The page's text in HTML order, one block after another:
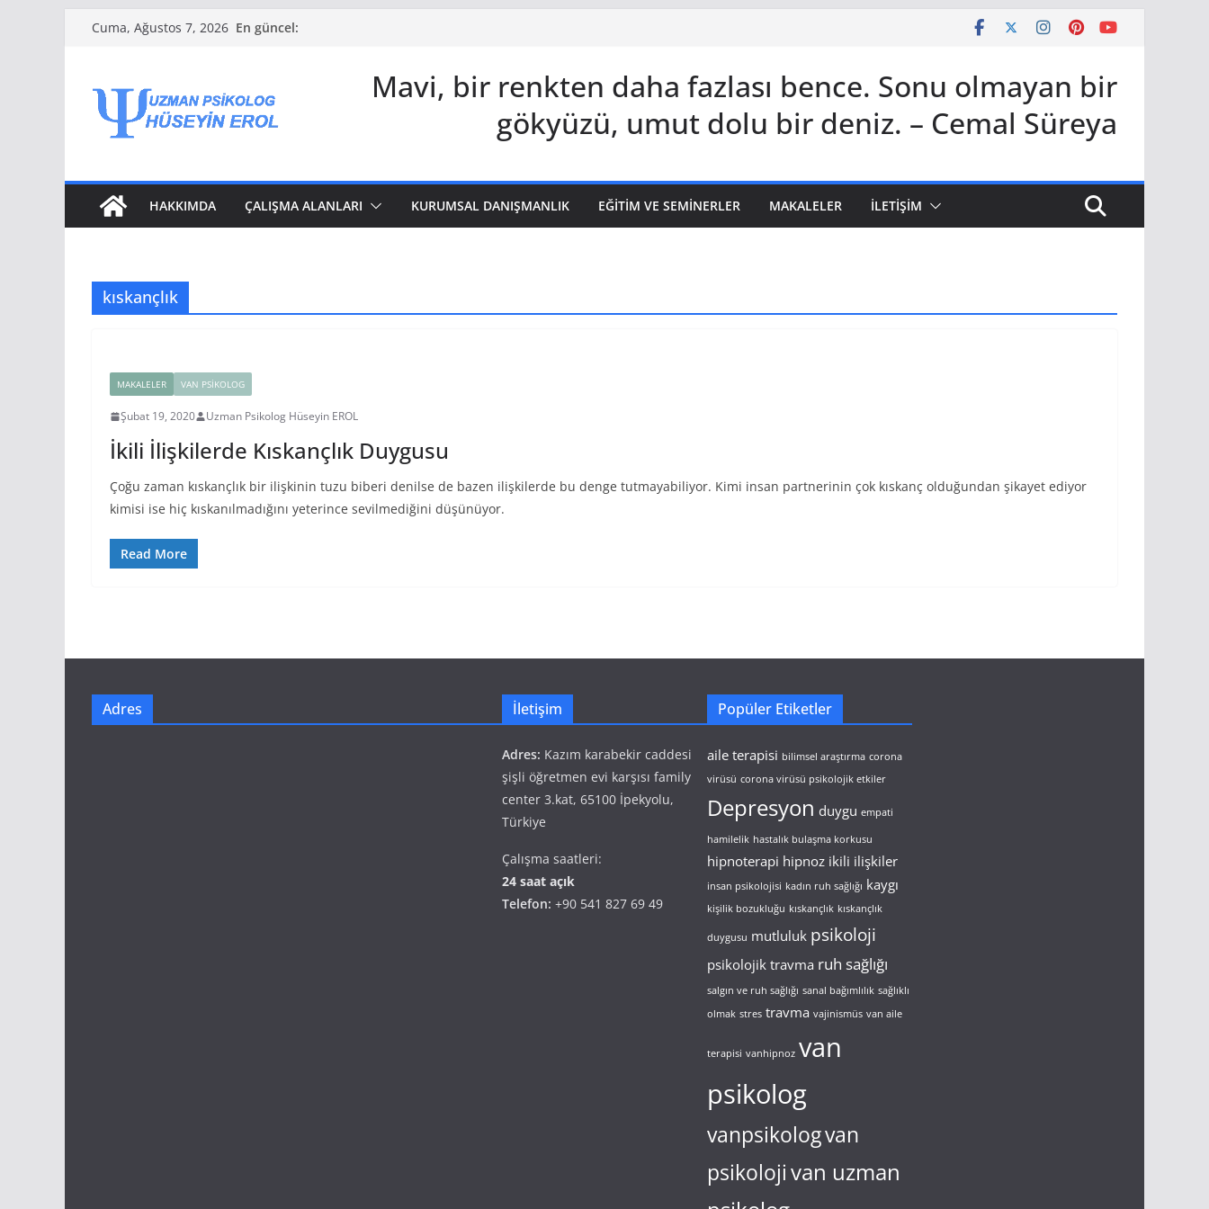
Cuma, Ağustos 7, 2026 En güncel:
Mavi, bir renkten daha fazlası bence. Sonu olmayan bir
gökyüzü, umut dolu bir deniz. – Cemal Süreya
HAKKIMDA ÇALIŞMA ALANLARI KURUMSAL DANIŞMANLIK EĞITIM VE SEMINERLER MAKALELER İLETIŞIM
kıskançlık
MAKALELER VAN PSIKOLOG
Şubat 19, 2020 Uzman Psikolog Hüseyin EROL
İkili İlişkilerde Kıskançlık Duygusu
Çoğu zaman kıskançlık bir ilişkinin tuzu biberi denilse de bazen ilişkilerde bu denge tutmayabiliyor. Kimi insan partnerinin çok kıskanç olduğundan şikayet ediyor
kimisi ise hiç kıskanılmadığını yeterince sevilmediğini düşünüyor.
Read More
Adres İletişim
Adres: Kazım karabekir caddesi
şişli öğretmen evi karşısı family
center 3.kat, 65100 İpekyolu,
Türkiye
Çalışma saatleri:
24 saat açık
Telefon: +90 541 827 69 49
Popüler Etiketler
aile terapisi bilimsel araştırma corona
virüsü corona virüsü psikolojik etkiler
Depresyon duygu empati
hamilelik hastalık bulaşma korkusu
hipnoterapi hipnoz ikili ilişkiler
insan psikolojisi kadın ruh sağlığı kaygı
kişilik bozukluğu kıskançlık kıskançlık
duygusu mutluluk psikoloji
psikolojik travma ruh sağlığı
salgın ve ruh sağlığı sanal bağımlılık sağlıklı
olmak stres travma vajinismüs van aile
terapisi vanhipnoz van
psikolog
vanpsikologvan
psikolojivan uzman